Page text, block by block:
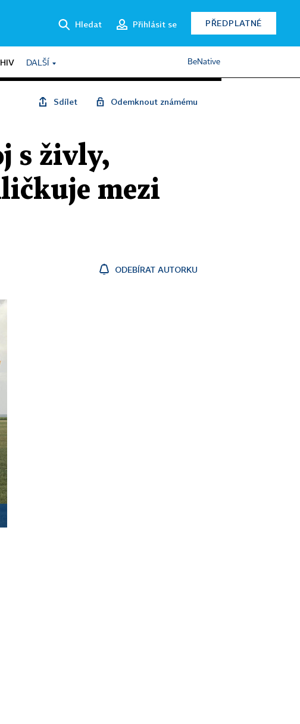
Hledat Přihlásit se PŘEDPLATNÉ
DALŠÍ BeNative
Sdílet Odemknout známému
s živly,
mezi
ODEBÍRAT AUTORKU